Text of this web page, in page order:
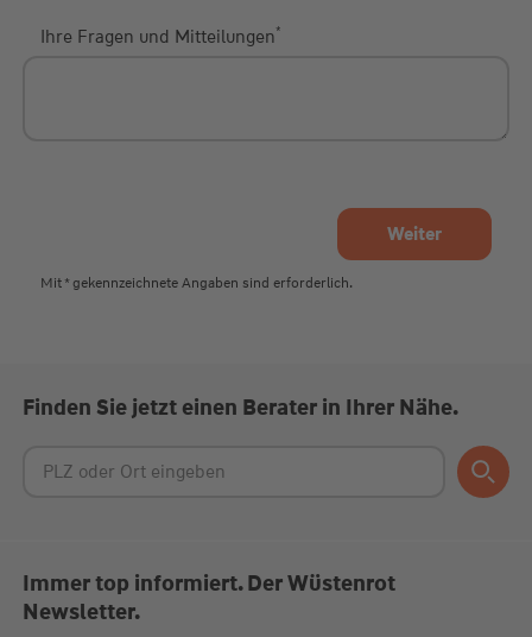
Ihre Fragen und Mitteilungen*
Mit * gekennzeichnete Angaben sind erforderlich.
Finden Sie jetzt einen Berater in Ihrer Nähe.
Immer top informiert. Der Wüstenrot
Newsletter.